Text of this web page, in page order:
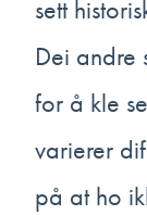
sett
Dei andre
for å kle
varierer
på at ho